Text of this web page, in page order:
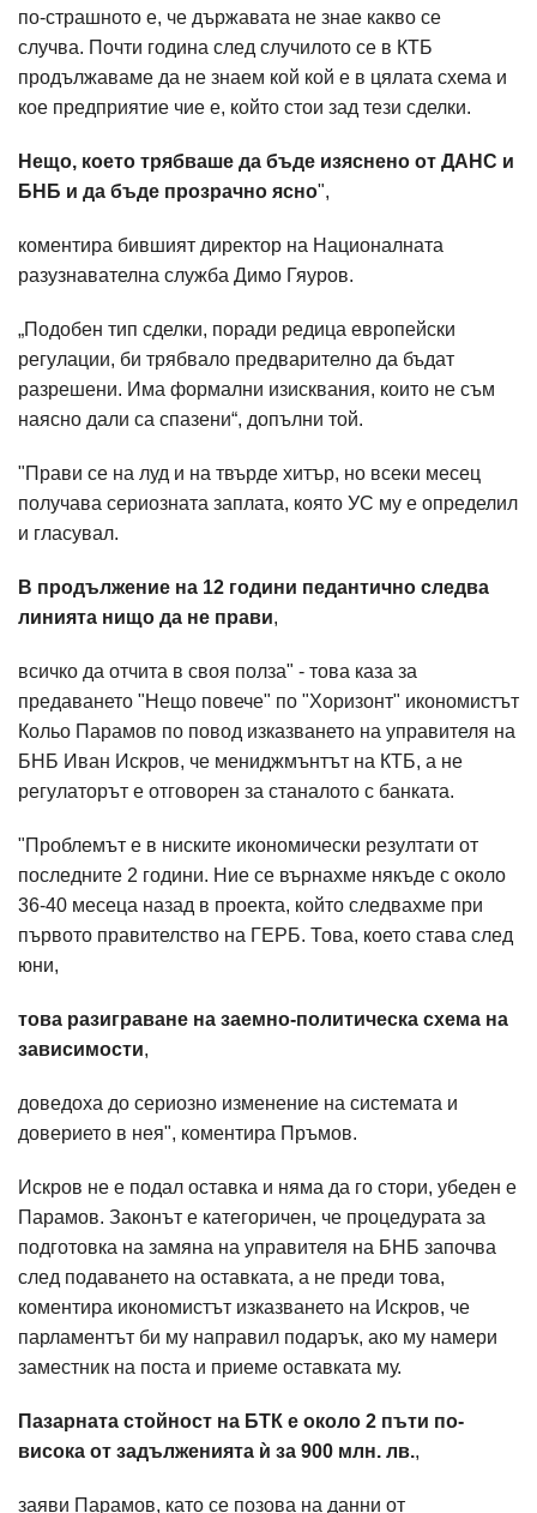
по-страшното е, че държавата не знае какво се
случва. Почти година след случилото се в КТБ
продължаваме да не знаем кой кой е в цялата схема и
кое предприятие чие е, който стои зад тези сделки.
Нещо, което трябваше да бъде изяснено от ДАНС и
БНБ и да бъде прозрачно ясно",
коментира бившият директор на Националната
разузнавателна служба Димо Гяуров.
„Подобен тип сделки, поради редица европейски
регулации, би трябвало предварително да бъдат
разрешени. Има формални изисквания, които не съм
наясно дали са спазени“, допълни той.
"Прави се на луд и на твърде хитър, но всеки месец
получава сериозната заплата, която УС му е определил
и гласувал.
В продължение на 12 години педантично следва
линията нищо да не прави,
всичко да отчита в своя полза" - това каза за
предаването "Нещо повече" по "Хоризонт" икономистът
Кольо Парамов по повод изказването на управителя на
БНБ Иван Искров, че мениджмънтът на КТБ, а не
регулаторът е отговорен за станалото с банката.
"Проблемът е в ниските икономически резултати от
последните 2 години. Ние се върнахме някъде с около
36-40 месеца назад в проекта, който следвахме при
първото правителство на ГЕРБ. Това, което става след
юни,
това разиграване на заемно-политическа схема на
зависимости,
доведоха до сериозно изменение на системата и
доверието в нея", коментира Пръмов.
Искров не е подал оставка и няма да го стори, убеден е
Парамов. Законът е категоричен, че процедурата за
подготовка на замяна на управителя на БНБ започва
след подаването на оставката, а не преди това,
коментира икономистът изказването на Искров, че
парламентът би му направил подарък, ако му намери
заместник на поста и приеме оставката му.
Пазарната стойност на БТК е около 2 пъти по-
висока от задълженията ѝ за 900 млн. лв.,
заяви Парамов, като се позова на данни от